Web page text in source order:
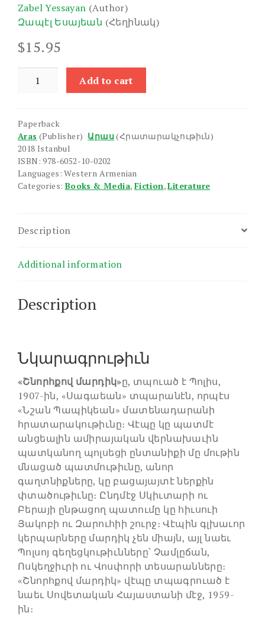
Zabel Yessayan (Author)
Զապէլ Եսայեան (Հեղինակ)
$15.95
Mardik
yev
Embostnere
quantity
Add to cart
Paperback
Aras (Publisher) Արաս(Հրատարակչութիւն)
2018 Istanbul
ISBN: 978-6052-10-0202
Languages: Western Armenian
Categories: Books & Media, Fiction,Literature
Description
Additional information
Description
Նկարագրութիւն
«Շնորհքով մարդիկ»ը, տպուած է Պոլիս,
1907-ին, «Սագաեան» տպարանէն, որպէս
«Նշան Պապիկեան» մատենադարանի
հրատարակութիւնը։ Վէպը կը պատմէ
անցեալին ամիրայական վերնախաւին
պատկանող պոլսեցի ընտանիքի մը մութին
մնացած պատմութիւնը, անոր
գաղտնիքները, կը բացայայտէ ներքին
փտածութիւնը։ Ընդմէջ Սկիւտարի ու
Բերայի ընթացող պատումը կը հիւսուի
Յակոբի ու Զարուհիի շուրջ։ Վէպին գլխաւոր
կերպարները մարդիկ չեն միայն, այլ նաեւ
Պոլսոյ գեղեցկութիւնները՝ Չամլըճան,
Ոսկեղջիւրի ու Վոսփորի տեսարանները։
«Շնորհքով մարդիկ» վէպը տպագրուած է
նաեւ Սովետական Հայաստանի մէջ, 1959-
ին։